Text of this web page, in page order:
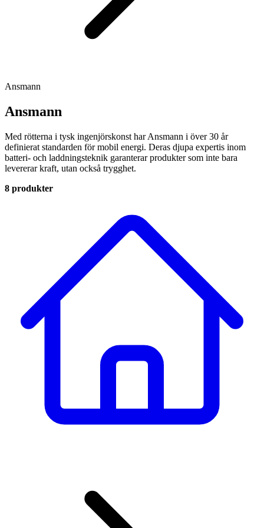
Ansmann
Ansmann
Med rötterna i tysk ingenjörskonst har Ansmann i över 30 år
definierat standarden för mobil energi. Deras djupa expertis inom
batteri- och laddningsteknik garanterar produkter som inte bara
levererar kraft, utan också trygghet.
8 produkter